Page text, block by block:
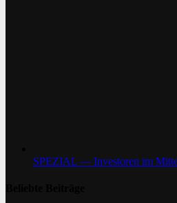
SPEZIAL — Investoren im